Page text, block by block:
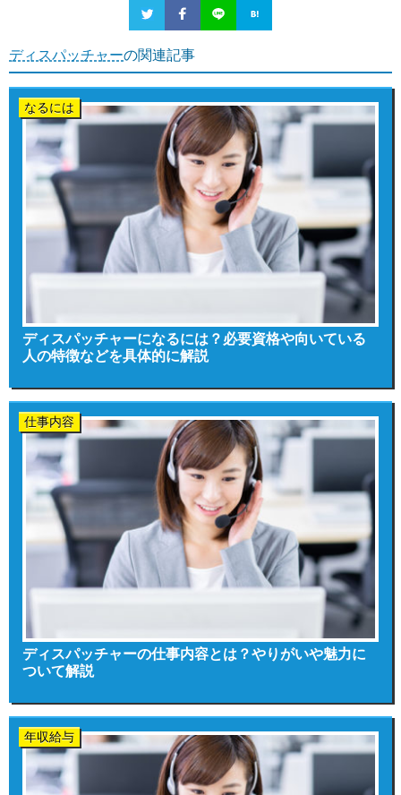
ディスパッチャーの関連記事
なるには
ディスパッチャーになるには？必要資格や向いている
人の特徴などを具体的に解説
仕事内容
ディスパッチャーの仕事内容とは？やりがいや魅力に
ついて解説
年収給与